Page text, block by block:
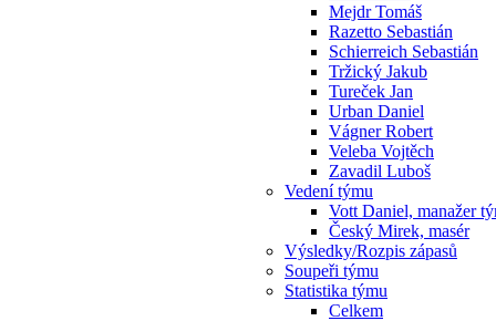
Mejdr Tomáš
Razetto Sebastián
Schierreich Sebastián
Tržický Jakub
Tureček Jan
Urban Daniel
Vágner Robert
Veleba Vojtěch
Zavadil Luboš
Vedení týmu
Vott Daniel, manažer
Český Mirek, masér
Výsledky/Rozpis zápasů
Soupeři týmu
Statistika týmu
Celkem